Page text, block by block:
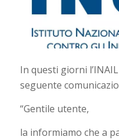
In questi giorni
seguente
“Gentile utente,
la informiamo che a